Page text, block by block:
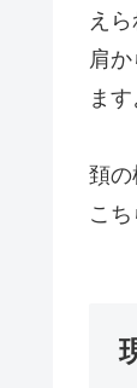
えら
肩
ます
頚の
こ